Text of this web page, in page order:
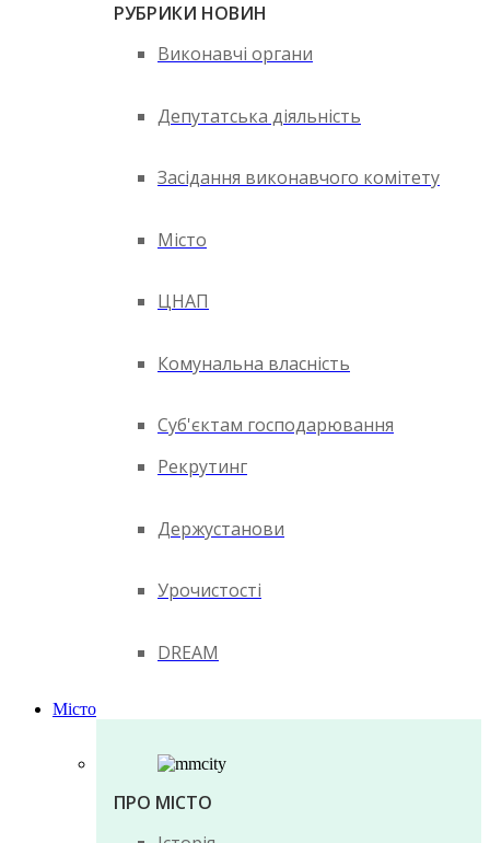
РУБРИКИ НОВИН
Виконавчі органи
Депутатська діяльність
Засідання виконавчого комітету
Місто
ЦНАП
Комунальна власність
Суб'єктам господарювання
Рекрутинг
Держустанови
Урочистості
DREAM
Місто
ПРО МІСТО